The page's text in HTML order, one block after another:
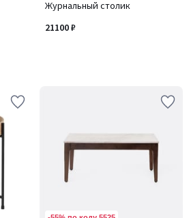
Журнальный столик
21100 ₽